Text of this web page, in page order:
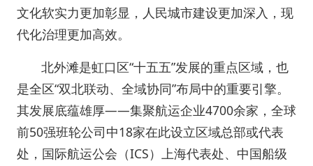
文化软实力更加彰显，人民城市建设更加深入，现
代化治理更加高效。
北外滩是虹口区“十五五”发展的重点区域，也
是全区“双北联动、全域协同”布局中的重要引擎。
其发展底蕴雄厚——集聚航运企业4700余家，全球
前50强班轮公司中18家在此设立区域总部或代表
处，国际航运公会（ICS）上海代表处、中国船级